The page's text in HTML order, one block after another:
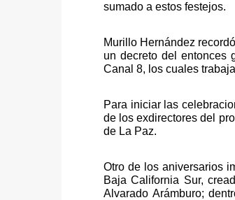
sumado a estos festejos.
Murillo Hernández
un decreto del entonces
Canal 8, los cuales
Para iniciar las
de los exdirectores del
de La Paz.
Otro de los aniversarios
Baja California Sur,
Alvarado Arámburo;